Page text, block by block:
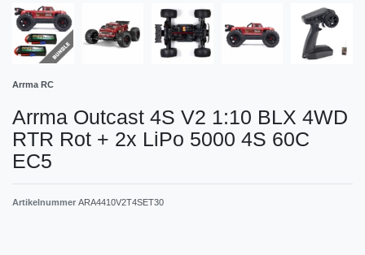
Arrma RC
Arrma Outcast 4S V2 1:10 BLX 4WD
RTR Rot + 2x LiPo 5000 4S 60C
EC5
Artikelnummer ARA4410V2T4SET30